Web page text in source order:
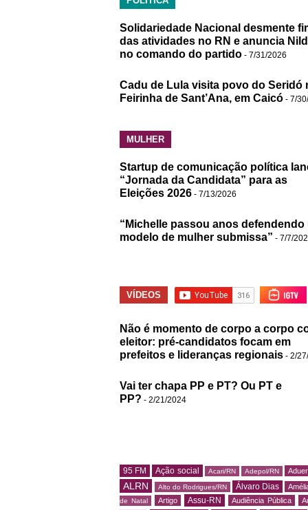
Solidariedade Nacional desmente
das atividades no RN e anuncia
no comando do partido - 7/31/2026
Cadu de Lula visita povo do Seridó
Feirinha de Sant’Ana, em Caicó - 7/
MULHER
Startup de comunicação política
“Jornada da Candidata” para as
Eleições 2026 - 7/13/2026
“Michelle passou anos defendendo
modelo de mulher submissa” - 7/7/
VÍDEOS
Não é momento de corpo a corpo
eleitor: pré-candidatos focam em
prefeitos e lideranças regionais - 2/
Vai ter chapa PP e PT? Ou PT e
PP? - 2/21/2024
95 FM Ação social Acari/RN Adepol/RN
ALRN
Alto do Rodrigues/RN Álvaro Dias
de Natal
Artigo Assu-RN Audiência Pública